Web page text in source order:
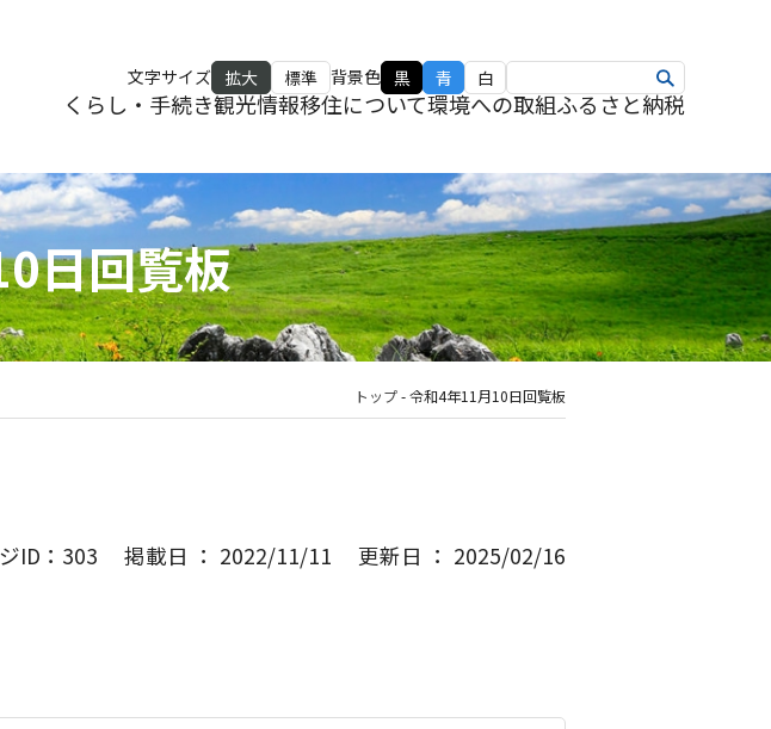
文字サイズ 拡大 標準 背景色 黒 青 白
くらし・手続き観光情報移住について環境への取組ふるさと納税
日回覧板
トップ-令和4年11月10日回覧板
ID：303 掲載日 ： 2022/11/11 更新日 ： 2025/02/16